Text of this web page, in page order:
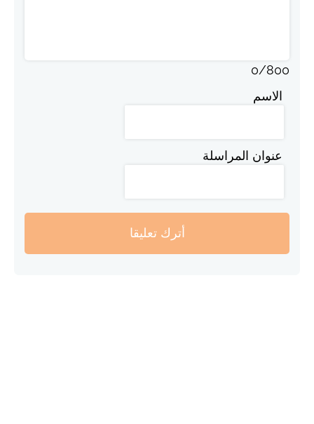
0/800
الاسم
عنوان المراسلة
أترك تعليقا